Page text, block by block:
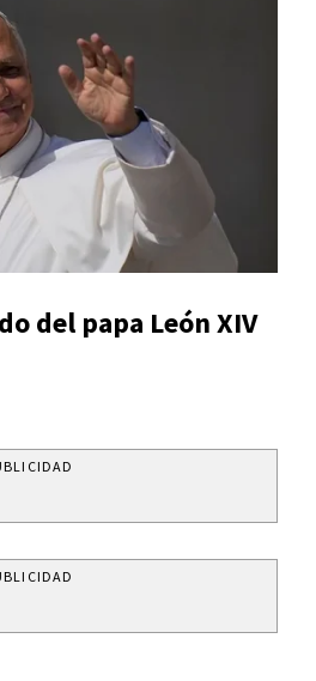
del papa León XIV